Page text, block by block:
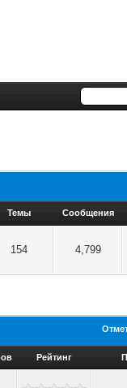
Темы Сообщения
154 4,799
Рейтинг